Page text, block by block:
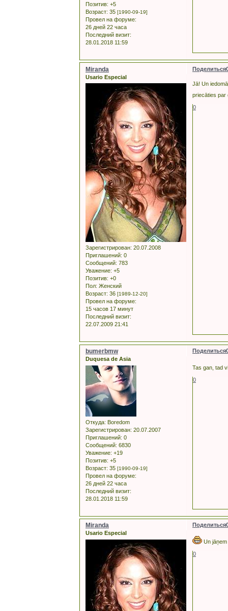
Позитив: +5
Возраст: 35 [1990-09-19]
Провел на форуме:
26 дней 22 часа
Последний визит:
28.01.2018 11:59
Поделиться
Miranda
Usario Especial
Зарегистрирован: 20.07.2008
Приглашений: 0
Сообщений: 783
Уважение: +5
Позитив: +0
Пол: Женский
Возраст: 36 [1989-12-20]
Провел на форуме:
15 часов 17 минут
Последний визит:
22.07.2009 21:41
Jā! Un
priecāties
0
Поделиться
bumerbmw
Duquesa de Asia
Откуда: Boredom
Зарегистрирован: 20.07.2007
Приглашений: 0
Сообщений: 6830
Уважение: +19
Позитив: +5
Возраст: 35 [1990-09-19]
Провел на форуме:
26 дней 22 часа
Последний визит:
28.01.2018 11:59
Tas gan, tad
0
Поделиться
Miranda
Usario Especial
Un
0